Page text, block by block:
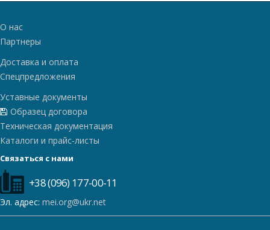
О нас
Партнеры
Доставка и оплата
Спецпредложения
Уставные документы
Образец договора
Техническая документация
Каталоги и прайс-листы
Связаться с нами
+38 (096) 177-00-11
Эл. адрес: mei.org@ukr.net